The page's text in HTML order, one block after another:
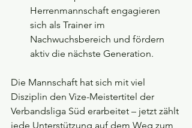
Herrenmannschaft engagieren
sich als Trainer im
Nachwuchsbereich und fördern
aktiv die nächste Generation.
Die Mannschaft hat sich mit viel
Disziplin den Vize-Meistertitel der
Verbandsliga Süd erarbeitet – jetzt zählt
jede Unterstützung auf dem Weg zum